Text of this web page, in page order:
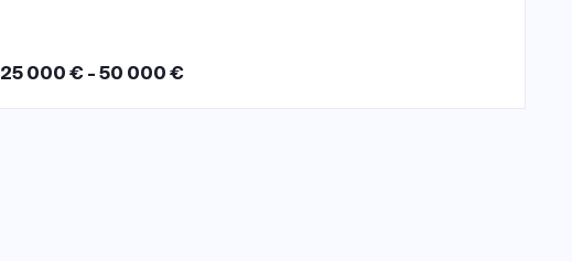
25 000 € - 50 000 €